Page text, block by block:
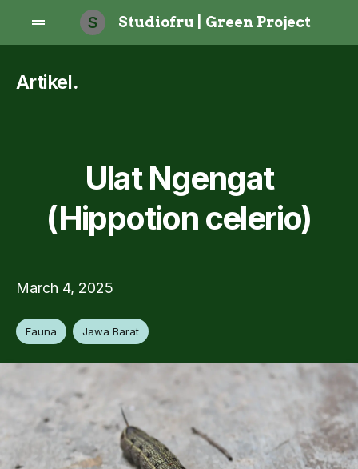
S Studiofru | Green Project
Artikel.
Ulat Ngengat
(Hippotion celerio)
March 4, 2025
Fauna Jawa Barat